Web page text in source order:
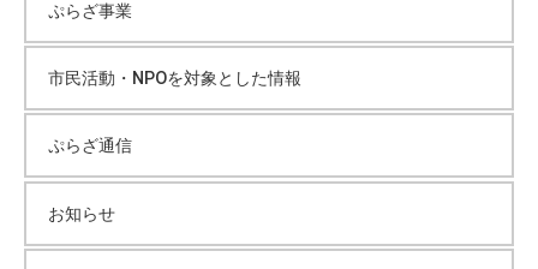
ぷらざ事業
市民活動・NPOを対象とした情報
ぷらざ通信
お知らせ